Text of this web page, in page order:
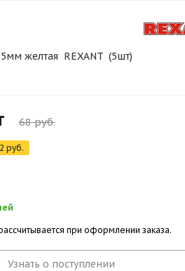
желтая REXANT (5шт)
68руб.
руб.
при оформлении заказа.
Узнать о поступлении